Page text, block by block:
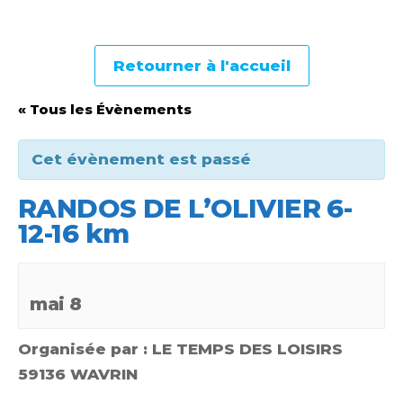
Retourner à l'accueil
« Tous les Évènements
Cet évènement est passé
RANDOS DE L’OLIVIER 6-
12-16 km
mai 8
Organisée par : LE TEMPS DES LOISIRS
59136 WAVRIN